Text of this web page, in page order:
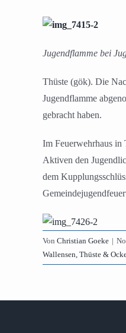
Jugendflamme bei
Thüste (gök). Die
Jugendflamme
gebracht haben.
Im Feuerwehrhaus in
Aktiven den
dem
Von Christian Goeke |
Wallensen, Thüste &